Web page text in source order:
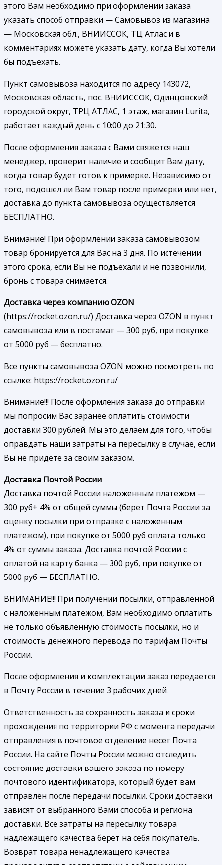
этого Вам необходимо при оформлении заказа
указать способ отправки — Самовывоз из магазина
— Московская обл., ВНИИССОК, ТЦ Атлас и в
комментариях можете указать дату, когда Вы хотели
бы подъехать.
Пункт самовывоза находится по адресу 143072,
Московская область, пос. ВНИИССОК, Одинцовский
городской округ, ТРЦ АТЛАС, 1 этаж, магазин Lurita,
работает каждый день с 10:00 до 21:30.
После оформления заказа с Вами свяжется наш
менеджер, проверит наличие и сообщит Вам дату,
когда товар будет готов к примерке. Независимо от
того, подошел ли Вам товар после примерки или нет,
доставка до пункта самовывоза осуществляется
БЕСПЛАТНО.
Внимание! При оформлении заказа самовывозом
товар бронируется для Вас на 3 дня. По истечении
этого срока, если Вы не подъехали и не позвонили,
бронь с товара снимается.
Доставка через компанию OZON
(https://rocket.ozon.ru/) Доставка через OZON в пункт
самовывоза или в постамат — 300 руб, при покупке
от 5000 руб — бесплатно.
Все пункты самовывоза OZON можно посмотреть по
ссылке: https://rocket.ozon.ru/
Внимание!!! После оформления заказа до отправки
мы попросим Вас заранее оплатить стоимости
доставки 300 рублей. Мы это делаем для того, чтобы
оправдать наши затраты на пересылку в случае, если
Вы не придете за своим заказом.
Доставка Почтой России
Доставка почтой России наложенным платежом —
300 руб+ 4% от общей суммы (берет Почта России за
оценку посылки при отправке с наложенным
платежом), при покупке от 5000 руб оплата только
4% от суммы заказа. Доставка почтой России с
оплатой на карту банка — 300 руб, при покупке от
5000 руб — БЕСПЛАТНО.
ВНИМАНИЕ!!! При получении посылки, отправленной
с наложенным платежом, Вам необходимо оплатить
не только объявленную стоимость посылки, но и
стоимость денежного перевода по тарифам Почты
России.
После оформления и комплектации заказ передается
в Почту России в течение 3 рабочих дней.
Ответственность за сохранность заказа и сроки
прохождения по территории РФ с момента передачи
отправления в почтовое отделение несет Почта
России. На сайте Почты России можно отследить
состояние доставки вашего заказа по номеру
почтового идентификатора, который будет вам
отправлен после передачи посылки. Сроки доставки
зависят от выбранного Вами способа и региона
доставки. Все затраты на пересылку товара
надлежащего качества берет на себя покупатель.
Возврат товара ненадлежащего качества